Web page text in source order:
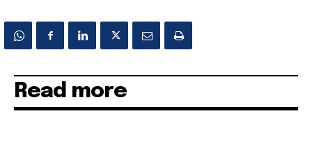
Read more